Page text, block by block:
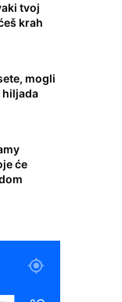
tvoj
krah
mogli
hiljada
će